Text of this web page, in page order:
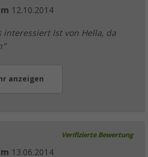
12.10.2014
interessiert Ist von Hella, da
anzeigen
Verifizierte Bewertung
13.06.2014